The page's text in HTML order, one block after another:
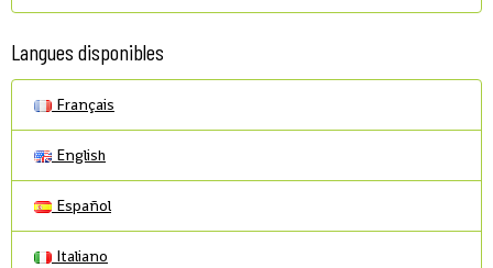
Langues disponibles
Français
English
Español
Italiano